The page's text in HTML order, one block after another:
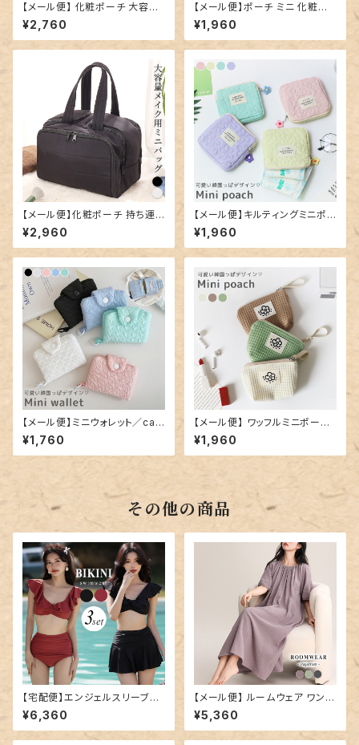
【メール便】 化粧ポーチ 大容量
持ち運び 鞄／bag332
¥2,760
【メール便】ポーチ ミニ 化粧ポ
ーチ 持ち歩き コンパクト／bag
307
¥1,960
【メール便】化粧ポーチ 持ち運
び 鞄 かばん ミニ／bag320
¥2,960
【メール便】キルティングミニポ
ーチ／card144
¥1,960
【メール便】ミニウォレット／car
d143
¥1,760
【メール便】 ワッフルミニポーチ
／card145
¥1,960
その他の商品
【宅配便】エンジェルスリーブビ
キニ／hys2978
¥6,360
【メール便】 ルームウェア ワンピ
ース ロング レディース／room
wear278
¥5,360